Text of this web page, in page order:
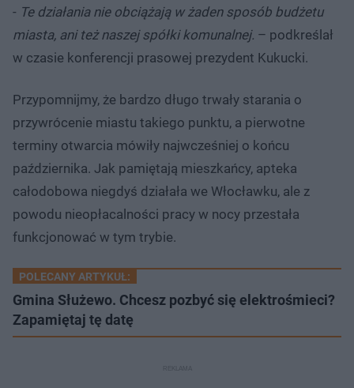
- Te działania nie obciążają w żaden sposób budżetu
miasta, ani też naszej spółki komunalnej. – podkreślał
w czasie konferencji prasowej prezydent Kukucki.
Przypomnijmy, że bardzo długo trwały starania o
przywrócenie miastu takiego punktu, a pierwotne
terminy otwarcia mówiły najwcześniej o końcu
października. Jak pamiętają mieszkańcy, apteka
całodobowa niegdyś działała we Włocławku, ale z
powodu nieopłacalności pracy w nocy przestała
funkcjonować w tym trybie.
POLECANY ARTYKUŁ:
Gmina Służewo. Chcesz pozbyć się elektrośmieci?
Zapamiętaj tę datę